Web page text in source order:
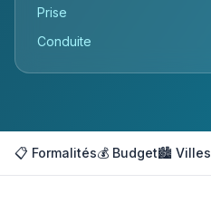
Prise
Conduite
📋 Formalités💰 Budget🏙️ Villes